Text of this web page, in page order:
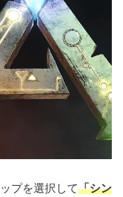
プを選択して「シン